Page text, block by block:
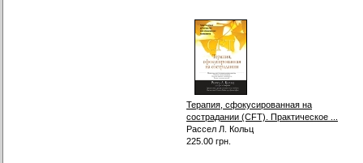
Терапия, сфокусированная на
сострадании (CFT). Практическое ...
Рассел Л. Кольц
225.00 грн.